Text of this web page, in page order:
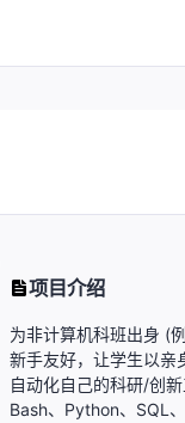
项目介绍
为非计算机科班出身 (
新手友好，让学生以亲
自动化自己的科研/创
Bash、Python、SQL